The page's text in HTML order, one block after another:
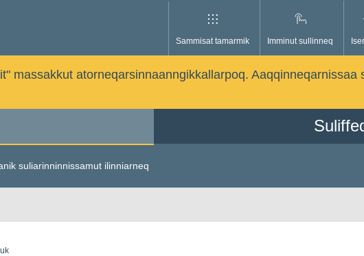
Sammisat tamarmik Imminut sullinneq
massakkut atorneqarsinnaanngikkallarpoq.
suliarinninnissamut ilinniarneq